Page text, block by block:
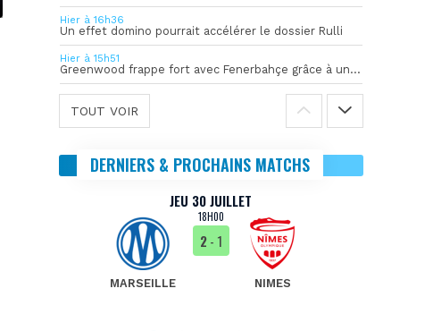
Hier à 16h36
Un effet domino pourrait accélérer le dossier Rulli
Hier à 15h51
Greenwood frappe fort avec Fenerbahçe grâce à un but spectaculaire
TOUT VOIR
DERNIERS & PROCHAINS MATCHS
JEU 30 JUILLET
18H00
MARSEILLE
2- 1
NIMES